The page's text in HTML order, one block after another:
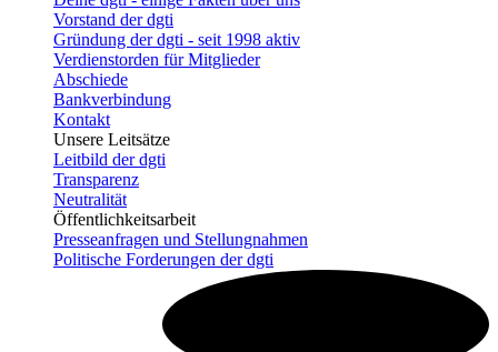
Vorstand der dgti
Gründung der dgti - seit 1998 aktiv
Verdienstorden für Mitglieder
Abschiede
Bankverbindung
Kontakt
Unsere Leitsätze
Leitbild der dgti
Transparenz
Neutralität
Öffentlichkeitsarbeit
Presseanfragen und Stellungnahmen
Politische Forderungen der dgti